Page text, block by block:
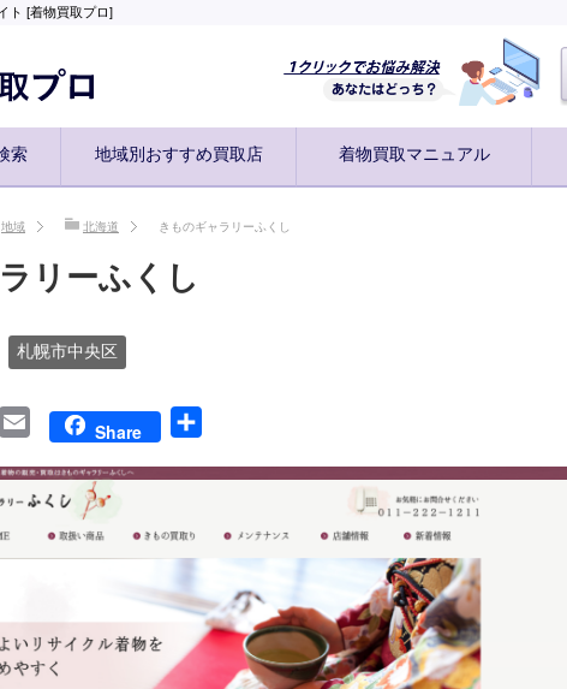
ト [着物買取プロ]
索 地域別おすすめ買取店 着物買取マニュアル
地域 北海道 きものギャラリーふくし
リーふくし
札幌市中央区
a
Share